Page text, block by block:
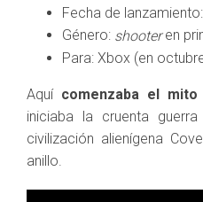
Fecha de
Género: shooteren
Para: Xbox (en
Aquí comenzaba el
iniciaba la cruenta
civilización alienígena
anillo.